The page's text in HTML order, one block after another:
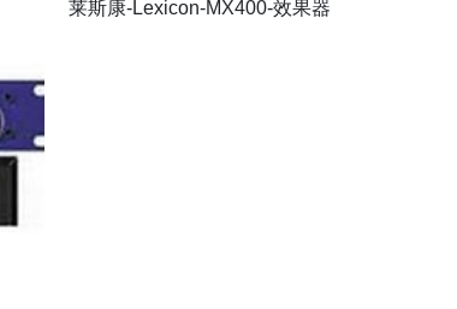
莱斯康-Lexicon-MX400-效果器